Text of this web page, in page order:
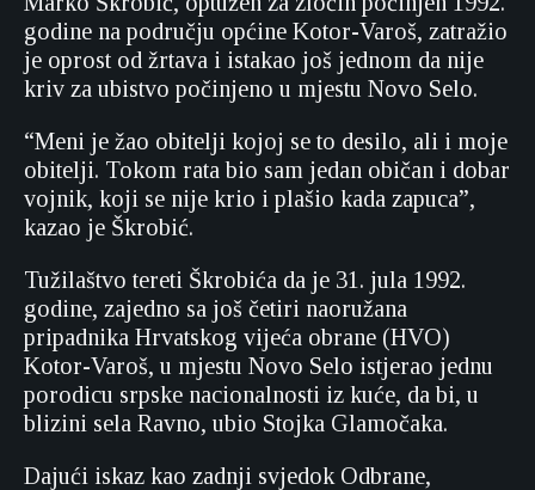
godine na području općine Kotor-Varoš, zatražio
je oprost od žrtava i istakao još jednom da nije
kriv za ubistvo počinjeno u mjestu Novo Selo.
“Meni je žao obitelji kojoj se to desilo, ali i moje
obitelji. Tokom rata bio sam jedan običan i dobar
vojnik, koji se nije krio i plašio kada zapuca”,
kazao je Škrobić.
Tužilaštvo tereti Škrobića da je 31. jula 1992.
godine, zajedno sa još četiri naoružana
pripadnika Hrvatskog vijeća obrane (HVO)
Kotor-Varoš, u mjestu Novo Selo istjerao jednu
porodicu srpske nacionalnosti iz kuće, da bi, u
blizini sela Ravno, ubio Stojka Glamočaka.
Dajući iskaz kao zadnji svjedok Odbrane,